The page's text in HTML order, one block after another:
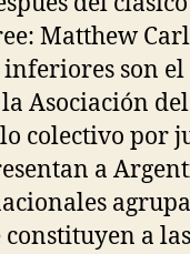
Matthew
son
Asociación
colectivo por
a
constituyen a